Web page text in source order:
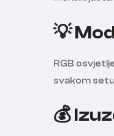
💡
RGB
svakom
💰